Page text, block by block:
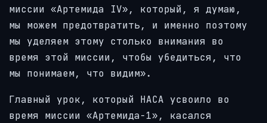
миссии «Артемида IV», который, я думаю,
мы можем предотвратить, и именно поэтому
мы уделяем этому столько внимания во
время этой миссии, чтобы убедиться, что
мы понимаем, что видим».
Главный урок, который НАСА усвоило во
время миссии «Артемида-1», касался